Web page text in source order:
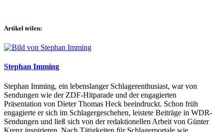
Artikel teilen:
Stephan Imming
Stephan Imming, ein lebenslanger Schlagerenthusiast, war von
Sendungen wie der ZDF-Hitparade und der engagierten
Präsentation von Dieter Thomas Heck beeindruckt. Schon früh
engagierte er sich im Schlagergeschehen, leistete Beiträge in WDR-
Sendungen und ließ sich von der redaktionellen Arbeit von Günter
Krenz inspirieren. Nach Tätigkeiten für Schlagerportale wie